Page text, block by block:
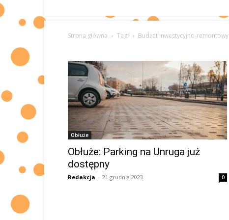
Strona główna Tagi Budżet inwestycyjno-remontowy
Obłuże
Obłuże: Parking na Unruga już
dostępny
Redakcja - 21 grudnia 2023 0